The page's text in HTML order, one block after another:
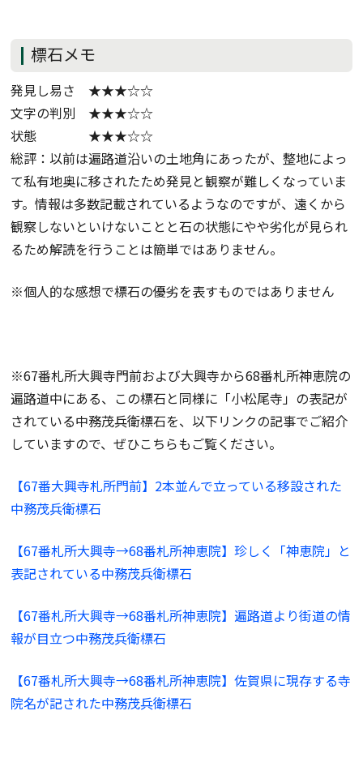
標石メモ
発見し易さ ★★★☆☆
文字の判別 ★★★☆☆
状態 ★★★☆☆
総評：以前は遍路道沿いの土地角にあったが、整地によっ
て私有地奥に移されたため発見と観察が難しくなっていま
す。情報は多数記載されているようなのですが、遠くから
観察しないといけないことと石の状態にやや劣化が見られ
るため解読を行うことは簡単ではありません。
※個人的な感想で標石の優劣を表すものではありません
※67番札所大興寺門前および大興寺から68番札所神恵院の
遍路道中にある、この標石と同様に「小松尾寺」の表記が
されている中務茂兵衛標石を、以下リンクの記事でご紹介
していますので、ぜひこちらもご覧ください。
【67番大興寺札所門前】2本並んで立っている移設された
中務茂兵衛標石
【67番札所大興寺→68番札所神恵院】珍しく「神恵院」と
表記されている中務茂兵衛標石
【67番札所大興寺→68番札所神恵院】遍路道より街道の情
報が目立つ中務茂兵衛標石
【67番札所大興寺→68番札所神恵院】佐賀県に現存する寺
院名が記された中務茂兵衛標石